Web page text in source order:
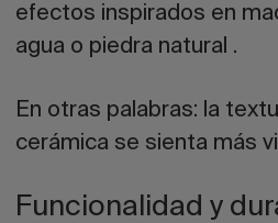
efectos inspirados en
agua o piedra natural .
En otras palabras: la
cerámica se sienta más
Funcionalidad y